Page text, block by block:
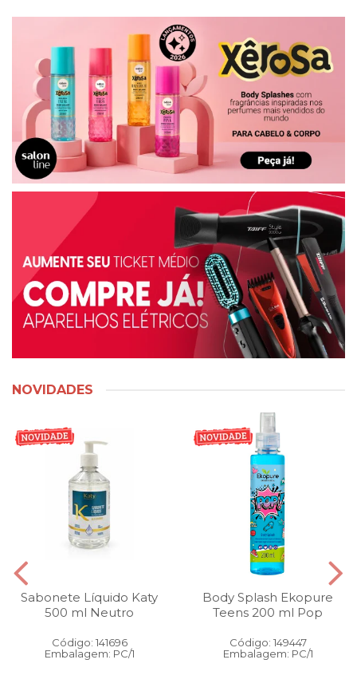
NOVIDADES
Sabonete Líquido Katy
500 ml Neutro
Código: 141696
Embalagem: PC/1
Body Splash Ekopure
Teens 200 ml Pop
Código: 149447
Embalagem: PC/1